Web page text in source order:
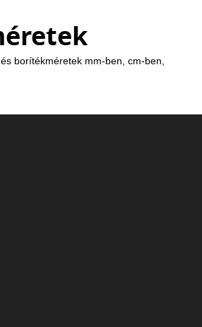
borítékméretek mm-ben, cm-ben,